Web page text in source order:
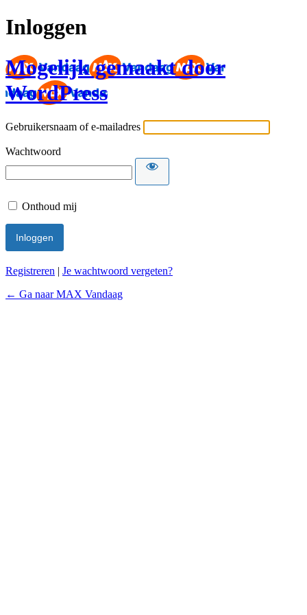
Inloggen
Mogelijk gemaakt door
WordPress
Gebruikersnaam of e-mailadres
Wachtwoord
Onthoud mij
Registreren | Je wachtwoord vergeten?
← Ga naar MAX Vandaag